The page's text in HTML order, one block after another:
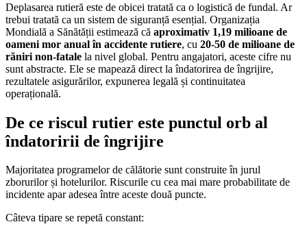
Deplasarea rutieră este de obicei tratată ca o logistică de fundal. Ar
trebui tratată ca un sistem de siguranță esențial. Organizația
Mondială a Sănătății estimează că aproximativ 1,19 milioane de
oameni mor anual în accidente rutiere, cu 20-50 de milioane de
răniri non-fatale la nivel global. Pentru angajatori, aceste cifre nu
sunt abstracte. Ele se mapează direct la îndatorirea de îngrijire,
rezultatele asigurărilor, expunerea legală și continuitatea
operațională.
De ce riscul rutier este punctul orb al
îndatoririi de îngrijire
Majoritatea programelor de călătorie sunt construite în jurul
zborurilor și hotelurilor. Riscurile cu cea mai mare probabilitate de
incidente apar adesea între aceste două puncte.
Câteva tipare se repetă constant: